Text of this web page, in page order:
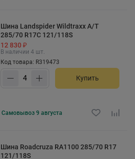
Шина Landspider Wildtraxx A/T
285/70 R17C 121/118S
12 830 ₽
В наличии 4 шт.
Код товара: R319473
Купить
Самовывоз 9 августа
Шина Roadcruza RA1100 285/70 R17
121/118S